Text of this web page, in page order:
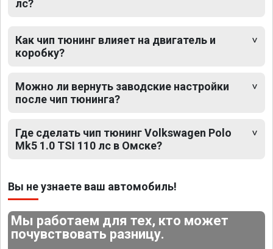
лс?
Как чип тюнинг влияет на двигатель и
коробку?
Можно ли вернуть заводские настройки
после чип тюнинга?
Где сделать чип тюнинг Volkswagen Polo
Mk5 1.0 TSI 110 лс в Омске?
Вы не узнаете ваш автомобиль!
Мы работаем для тех, кто может
почувствовать разницу.